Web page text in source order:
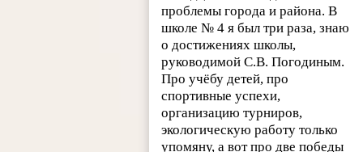
проблемы города и района. В
школе № 4 я был три раза, знаю
о достижениях школы,
руководимой С.В. Погодиным.
Про учёбу детей, про
спортивные успехи,
организацию турниров,
экологическую работу только
упомяну, а вот про две победы